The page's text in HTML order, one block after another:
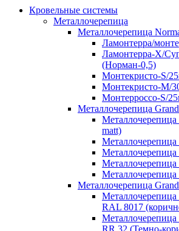
Кровельные системы
Металлочерепица
Металлочерепица
Ламонтерра/
Ламонтерра-Х/
(Норман-0,5)
Монтекристо-S/
Монтекристо-M/
Монтерроссо-S/
Металлочерепица
matt)
Металлочерепица
Металлочерепица
RAL 8017
RR 32 (Темно-